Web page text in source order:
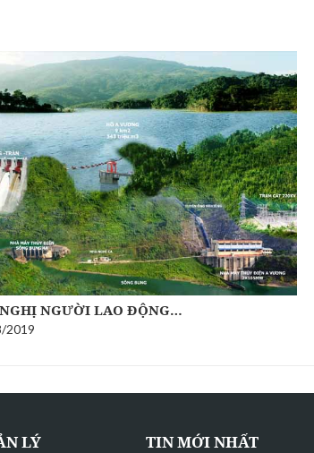
NGƯỜI LAO ĐỘNG…
2019
LÝ TIN MỚI NHẤT